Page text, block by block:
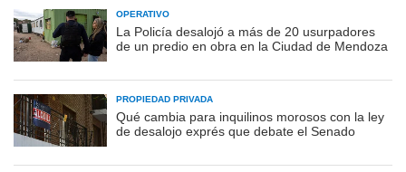
OPERATIVO
La Policía desalojó a más de 20 usurpadores
de un predio en obra en la Ciudad de Mendoza
PROPIEDAD PRIVADA
Qué cambia para inquilinos morosos con la ley
de desalojo exprés que debate el Senado